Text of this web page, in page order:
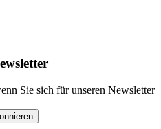
Sie sich für unseren Newsletter